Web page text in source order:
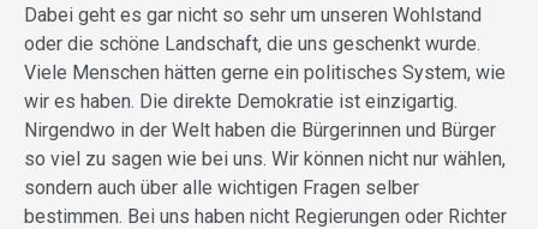
Dabei geht es gar nicht so sehr um unseren Wohlstand
oder die schöne Landschaft, die uns geschenkt wurde.
Viele Menschen hätten gerne ein politisches System, wie
wir es haben. Die direkte Demokratie ist einzigartig.
Nirgendwo in der Welt haben die Bürgerinnen und Bürger
so viel zu sagen wie bei uns. Wir können nicht nur wählen,
sondern auch über alle wichtigen Fragen selber
bestimmen. Bei uns haben nicht Regierungen oder Richter